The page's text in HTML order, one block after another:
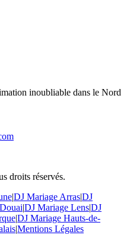
inoubliable dans le Nord
droits réservés.
|DJ Mariage Arras|DJ
|DJ Mariage Lens|DJ
|DJ Mariage Hauts-de-
|Mentions Légales